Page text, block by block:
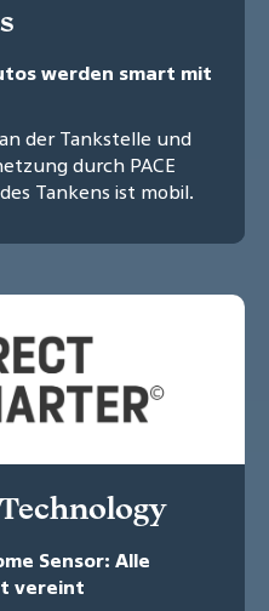
werden smart mit
der Tankstelle und
durch PACE
Tankens ist mobil.
Sensor: Alle
vereint